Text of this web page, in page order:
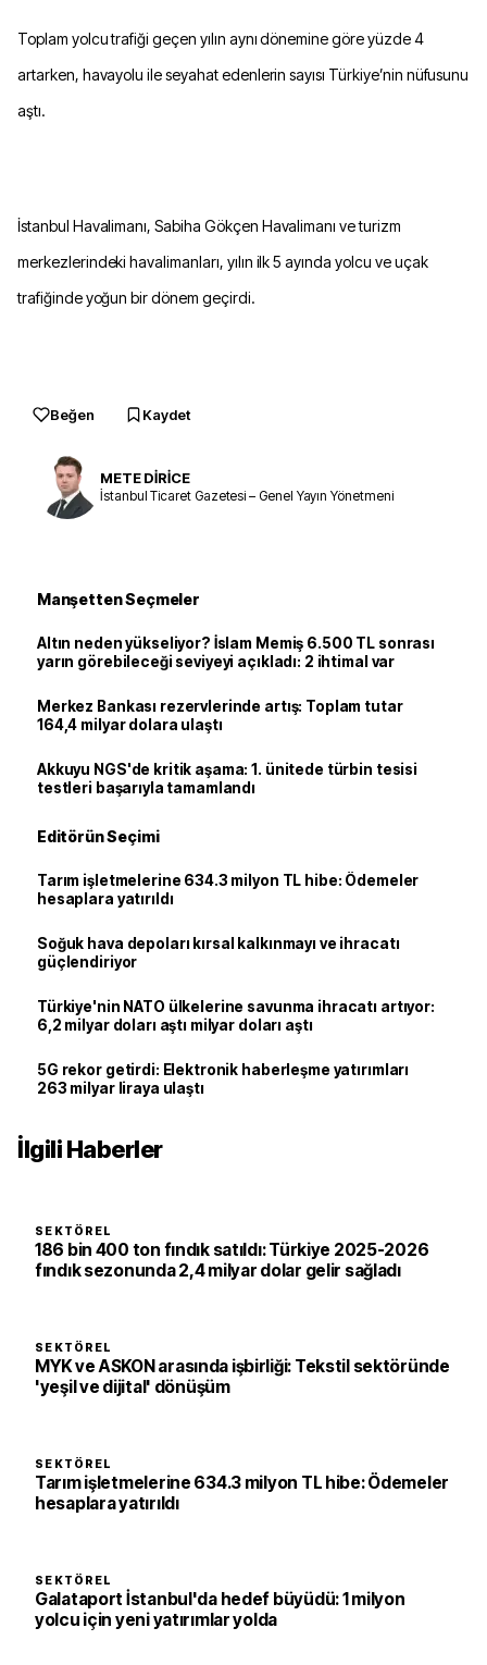
Toplam yolcu trafiği geçen yılın aynı dönemine göre yüzde 4
artarken, havayolu ile seyahat edenlerin sayısı Türkiye’nin nüfusunu
aştı.
İstanbul Havalimanı, Sabiha Gökçen Havalimanı ve turizm
merkezlerindeki havalimanları, yılın ilk 5 ayında yolcu ve uçak
trafiğinde yoğun bir dönem geçirdi.
Beğen Kaydet
METE DİRİCE
İstanbul Ticaret Gazetesi – Genel Yayın Yönetmeni
Manşetten Seçmeler
Altın neden yükseliyor? İslam Memiş 6.500 TL sonrası
yarın görebileceği seviyeyi açıkladı: 2 ihtimal var
Merkez Bankası rezervlerinde artış: Toplam tutar
164,4 milyar dolara ulaştı
Akkuyu NGS'de kritik aşama: 1. ünitede türbin tesisi
testleri başarıyla tamamlandı
Editörün Seçimi
Tarım işletmelerine 634.3 milyon TL hibe: Ödemeler
hesaplara yatırıldı
Soğuk hava depoları kırsal kalkınmayı ve ihracatı
güçlendiriyor
Türkiye'nin NATO ülkelerine savunma ihracatı artıyor:
6,2 milyar doları aştı milyar doları aştı
5G rekor getirdi: Elektronik haberleşme yatırımları
263 milyar liraya ulaştı
İlgili Haberler
SEKTÖREL
186 bin 400 ton fındık satıldı: Türkiye 2025-2026
fındık sezonunda 2,4 milyar dolar gelir sağladı
SEKTÖREL
MYK ve ASKON arasında işbirliği: Tekstil sektöründe
'yeşil ve dijital' dönüşüm
SEKTÖREL
Tarım işletmelerine 634.3 milyon TL hibe: Ödemeler
hesaplara yatırıldı
SEKTÖREL
Galataport İstanbul'da hedef büyüdü: 1 milyon
yolcu için yeni yatırımlar yolda